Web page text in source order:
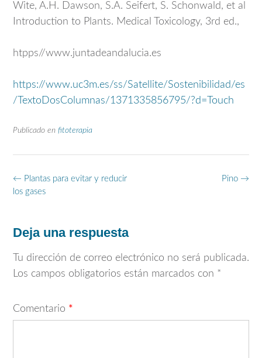
Wite, A.H. Dawson, S.A. Seifert, S. Schonwald, et al
Introduction to Plants. Medical Toxicology, 3rd ed.,
htpps//www.juntadeandalucia.es
https://www.uc3m.es/ss/Satellite/Sostenibilidad/es
/TextoDosColumnas/1371335856795/?d=Touch
Publicado en fitoterapia
Navegación
de
Pino →
← Plantas para evitar y reducir
los gases
Deja una respuesta
Tu dirección de correo electrónico no será publicada.
Los campos obligatorios están marcados con *
Comentario *